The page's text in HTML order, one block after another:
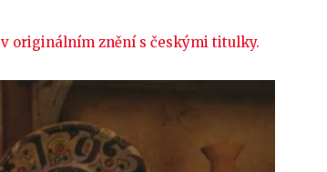
v originálním znění s českými titulky.